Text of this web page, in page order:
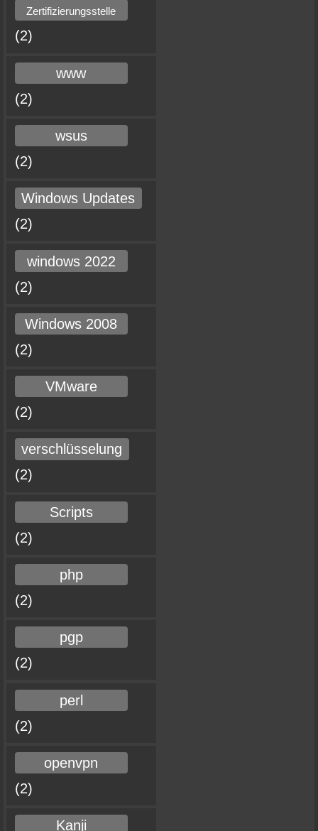
Zertifizierungsstelle
(2)
www
(2)
wsus
(2)
Windows Updates
(2)
windows 2022
(2)
Windows 2008
(2)
VMware
(2)
verschlüsselung
(2)
Scripts
(2)
php
(2)
pgp
(2)
perl
(2)
openvpn
(2)
Kanji